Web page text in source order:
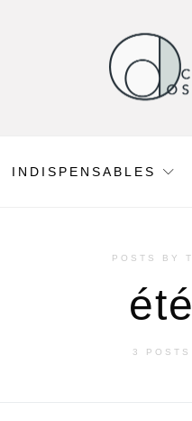
INDISPENSABLES
POSTS BY
été
3 POSTS